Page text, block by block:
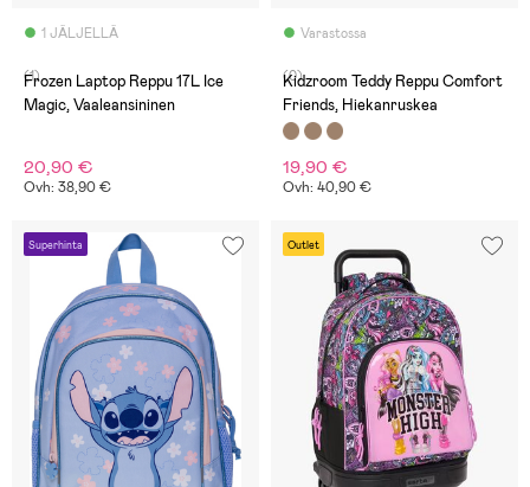
1 JÄLJELLÄ
(1)
Frozen Laptop Reppu 17L Ice
Magic, Vaaleansininen
20,90 €
Ovh: 38,90 €
Varastossa
(0)
Kidzroom Teddy Reppu Comfort
Friends, Hiekanruskea
19,90 €
Ovh: 40,90 €
Superhinta Outlet